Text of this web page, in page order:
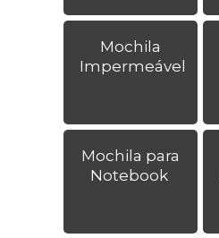
Mochila
Impermeável
Mochila para
Notebook